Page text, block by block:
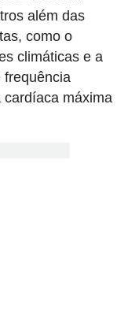
além das
como o
climáticas e a
frequência
máxima